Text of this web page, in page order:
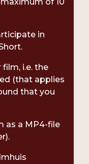
in
i.e. the
(that applies
that you
as a MP4-file